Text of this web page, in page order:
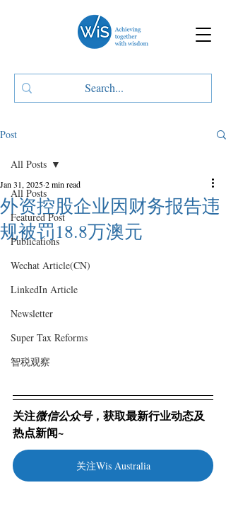
Post
All Posts
Featured Post
Publications
Wechat Article(CN)
LinkedIn Article
Newsletter
Super Tax Reforms
智税观察
All Posts
外资控股企业因财务报告违
规被罚18.8万澳元
Jan 31, 20252 min read
关注微信公众号，获取最新行业动态及
热点新闻~
关注Wis Australia